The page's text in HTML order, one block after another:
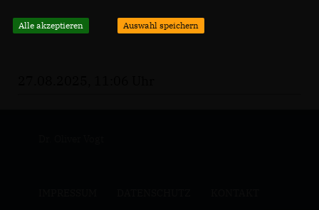
Alle akzeptieren Auswahl speichern